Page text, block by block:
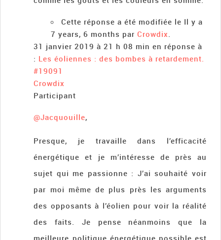
Cette réponse a été modifiée le Il y a
7 years, 6 months parCrowdix.
31 janvier 2019 à 21 h 08 min en réponse à
: Les éoliennes : des bombes à retardement.
#19091
Crowdix
Participant
@Jacquouille,
Presque, je travaille dans l’efficacité
énergétique et je m’intéresse de près au
sujet qui me passionne : J’ai souhaité voir
par moi même de plus près les arguments
des opposants à l’éolien pour voir la réalité
des faits. Je pense néanmoins que la